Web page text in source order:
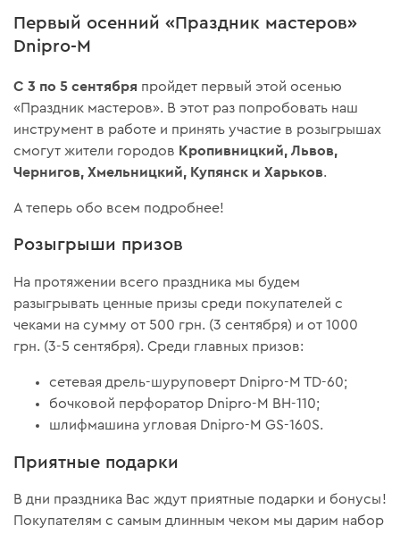
Первый осенний «Праздник мастеров»
Dnipro-M
С 3 по 5 сентября пройдет первый этой осенью
«Праздник мастеров». В этот раз попробовать наш
инструмент в работе и принять участие в розыгрышах
смогут жители городов Кропивницкий, Львов,
Чернигов, Хмельницкий, Купянск и Харьков.
А теперь обо всем подробнее!
Розыгрыши призов
На протяжении всего праздника мы будем
разыгрывать ценные призы среди покупателей с
чеками на сумму от 500 грн. (3 сентября) и от 1000
грн. (3-5 сентября). Среди главных призов:
сетевая дрель-шуруповерт Dnipro-M TD-60;
бочковой перфоратор Dnipro-M BH-110;
шлифмашина угловая Dnipro-M GS-160S.
Приятные подарки
В дни праздника Вас ждут приятные подарки и бонусы!
Покупателям с самым длинным чеком мы дарим набор